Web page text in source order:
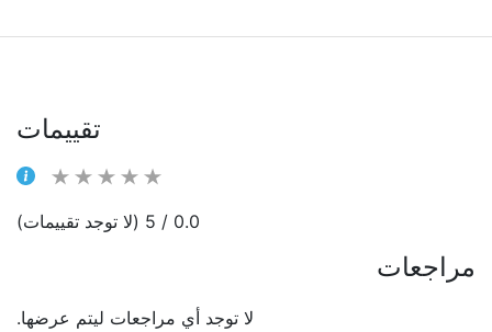
تقييمات
0.0 / 5 (لا توجد تقييمات)
مراجعات
لا توجد أي مراجعات ليتم عرضها.